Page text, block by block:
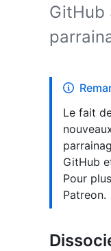
GitHub
Le fait
GitHub
Pour
Patreon.